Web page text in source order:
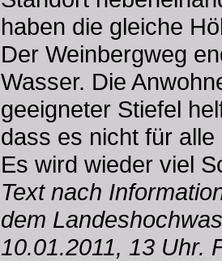
haben die gleiche
Der Weinbergweg
Wasser. Die
geeigneter Stiefel
dass es nicht für
Es wird wieder viel
Text nach
dem
10.01.2011, 13 Uhr.